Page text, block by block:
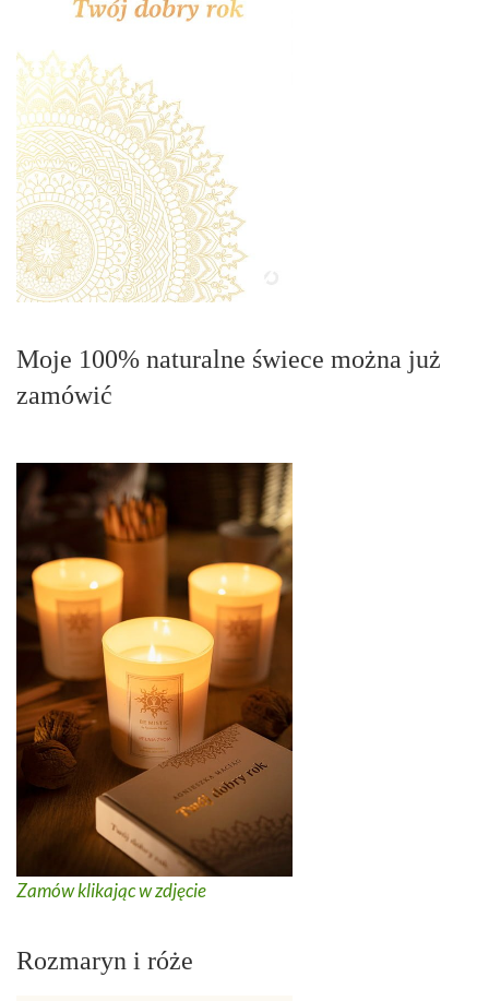
Moje 100% naturalne świece można już
zamówić
Zamów klikając w zdjęcie
Rozmaryn i róże